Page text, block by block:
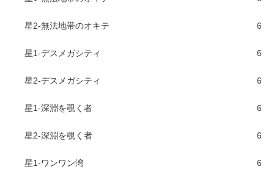
星2-無法地帯のオキテ 6
星1-デスメガシティ 6
星2-デスメガシティ 6
星1-深淵を覗く者 6
星2-深淵を覗く者 6
星1-ワンワン湾 6